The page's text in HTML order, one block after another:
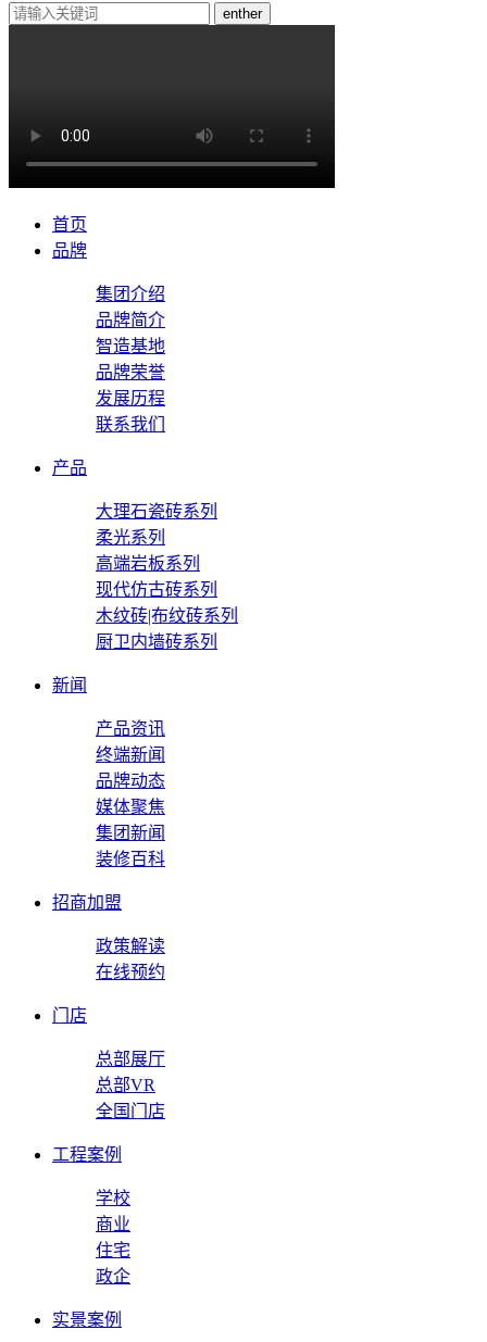
enther
首页
品牌
集团介绍
品牌简介
智造基地
品牌荣誉
发展历程
联系我们
产品
大理石瓷砖系列
柔光系列
高端岩板系列
现代仿古砖系列
木纹砖|布纹砖系列
厨卫内墙砖系列
新闻
产品资讯
终端新闻
品牌动态
媒体聚焦
集团新闻
装修百科
招商加盟
政策解读
在线预约
门店
总部展厅
总部VR
全国门店
工程案例
学校
商业
住宅
政企
实景案例